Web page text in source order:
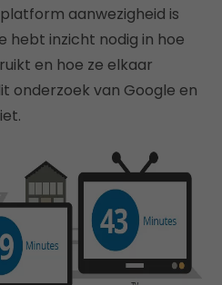
aanwezigheid is
hebt inzicht nodig in hoe
en hoe ze elkaar
onderzoek van Google en